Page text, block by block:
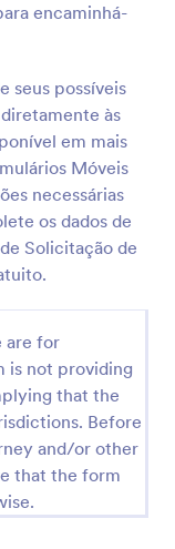
encaminhá-
seus possíveis
às
em mais
Móveis
necessárias
os dados de
Solicitação de
are for
is not providing
that the
Before
and/or other
that the form
Seleção